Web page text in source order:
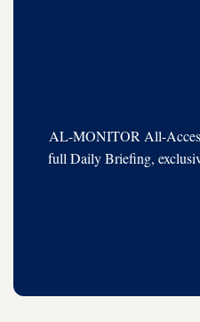
AL-MONITOR All-
full Daily Briefing,